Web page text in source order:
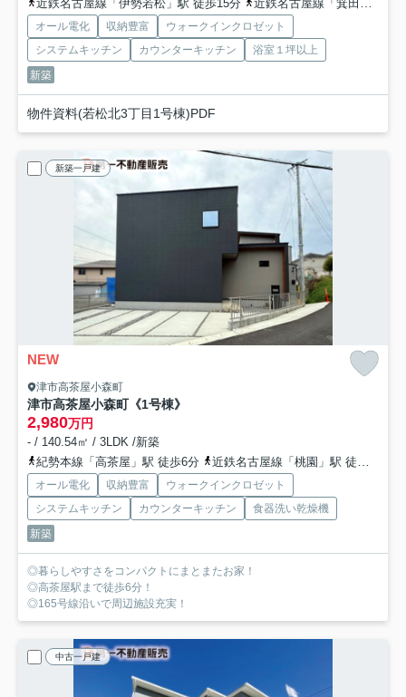
近鉄名古屋線「伊勢若松」駅 徒歩15分 近鉄名古屋線「箕田」駅 徒歩19分
オール電化 収納豊富
ウォークインクロゼット
システムキッチン
カウンターキッチン
浴室１坪以上
新築
物件資料(若松北3丁目1号棟)PDF
新築一戸建
NEW
津市高茶屋小森町
津市高茶屋小森町《1号棟》
2,980万円
- / 140.54㎡ / 3LDK /新築
紀勢本線「高茶屋」駅 徒歩6分
近鉄名古屋線「桃園」駅 徒歩44分
オール電化 収納豊富
ウォークインクロゼット
システムキッチン
カウンターキッチン
食器洗い乾燥機
新築
◎暮らしやすさをコンパクトにまとまたお家！
◎高茶屋駅まで徒歩6分！
◎165号線沿いで周辺施設充実！
中古一戸建